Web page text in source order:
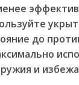
до
и